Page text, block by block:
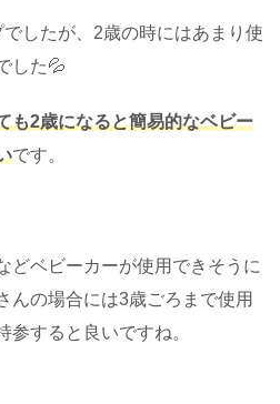
したが、2歳の時にはあまり使
した💦
も2歳になると簡易的なベビー
です。
どベビーカーが使用できそうに
んの場合には3歳ごろまで使用
参すると良いですね。